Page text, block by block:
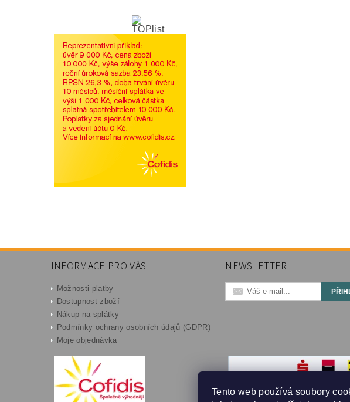
INFORMACE PRO VÁS
Možnosti platby
Dostupnost zboží
Nákup na splátky
Podmínky ochrany osobních údajů (GDPR)
Moje objednávka
NEWSLETTER
Tento web používá soubory